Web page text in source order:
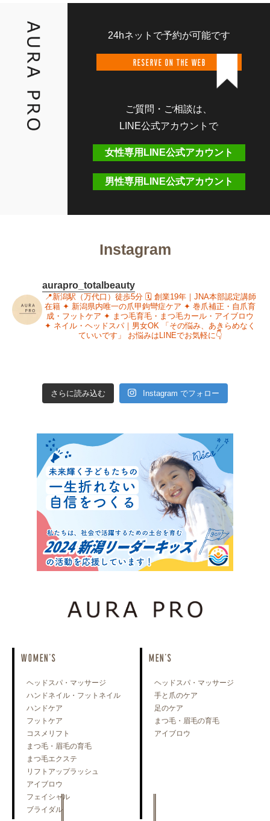
24hネットで予約が可能です
RESERVE ON THE WEB
ご質問・ご相談は、
LINE公式アカウントで
女性専用LINE公式アカウント
男性専用LINE公式アカウント
Instagram
aurapro_totalbeauty
📍新潟駅（万代口）徒歩5分🗓 創業19年｜JNA本部認定講師
在籍 ✦ 新潟県内唯一の爪甲鉤彎症ケア ✦ 巻爪補正・自爪育
成・フットケア ✦ まつ毛育毛・まつ毛カール・アイブロウ
✦ ネイル・ヘッドスパ｜男女OK 「その悩み、あきらめなく
ていいです」
お悩みはLINEでお気軽に👇
さらに読み込む Instagram でフォロー
WOMEN'S
ヘッドスパ・マッサージ
ハンドネイル・フットネイル
ハンドケア
フットケア
コスメリフト
まつ毛・眉毛の育毛
まつ毛エクステ
リフトアップラッシュ
アイブロウ
フェイシャル
ブライダル
MEN'S
ヘッドスパ・マッサージ
手と爪のケア
足のケア
まつ毛・眉毛の育毛
アイブロウ